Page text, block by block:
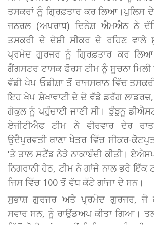
ਤਸਕਰਾਂ ਨੂੰ ਗ੍ਰਿਫ਼ਤਾਰ ਕਰ ਲਿਆ।ਪੁਲਿਸ
ਜਨਰਲ (ਅਪਰਾਧ) ਦਿਨੇਸ਼ ਐਮਐਨ ਨੇ
ਤਸਕਰੀ ਦੇ ਦੋਸ਼ੀ ਸੀਕਰ ਦੇ ਰਹਿਣ
ਪ੍ਰਮੋਦ ਗੁਰਜਰ ਨੂੰ ਗ੍ਰਿਫ਼ਤਾਰ ਕਰ
ਗੈਂਗਸਟਰ ਟਾਸਕ ਫੋਰਸ ਟੀਮ ਨੂੰ ਸੂਚਨਾ ਮਿਲੀ
ਵੱਡੀ ਖੇਪ ਓਡੀਸ਼ਾ ਤੋਂ ਰਾਜਸਥਾਨ ਵਿੱਚ
ਇਹ ਖੇਪ ਸ਼ੇਖਾਵਾਟੀ ਦੇ ਦੋ ਵੱਡੇ ਡਰੱਗ
ਗੋਕੁਲ ਨੂੰ ਪਹੁੰਚਾਈ ਜਾਣੀ ਸੀ। ਝੁੰਝੁਨੂ
ਏਜੀਟੀਐਫ ਟੀਮ ਨੇ ਵੀਰਵਾਰ ਦੇਰ
ਉਦੈਪੁਰਵਤੀ ਥਾਣਾ ਖੇਤਰ ਵਿੱਚ ਸੀਕਰ-
'ਤੇ ਤਾਲ ਸਟੈਂਡ ਨੇੜੇ ਨਾਕਾਬੰਦੀ ਕੀਤੀ।
ਨਿਗਰਾਨੀ ਹੇਠ, ਟੀਮ ਨੇ ਗਾਂਜੇ ਨਾਲ ਭਰੇ ਇੱਕ
ਜਿਸ ਵਿੱਚ 100 ਤੋਂ ਵੱਧ ਕੱਟੇ ਗਾਂਜਾ ਦੇ ਸਨ।
ਸੁਭਾਸ਼ ਗੁਰਜਰ ਅਤੇ ਪ੍ਰਮੋਦ ਗੁਰਜਰ, ਜੋ
ਸਵਾਰ ਸਨ, ਨੂੰ ਰਾਉਂਡਅਪ ਕੀਤਾ ਗਿਆ।